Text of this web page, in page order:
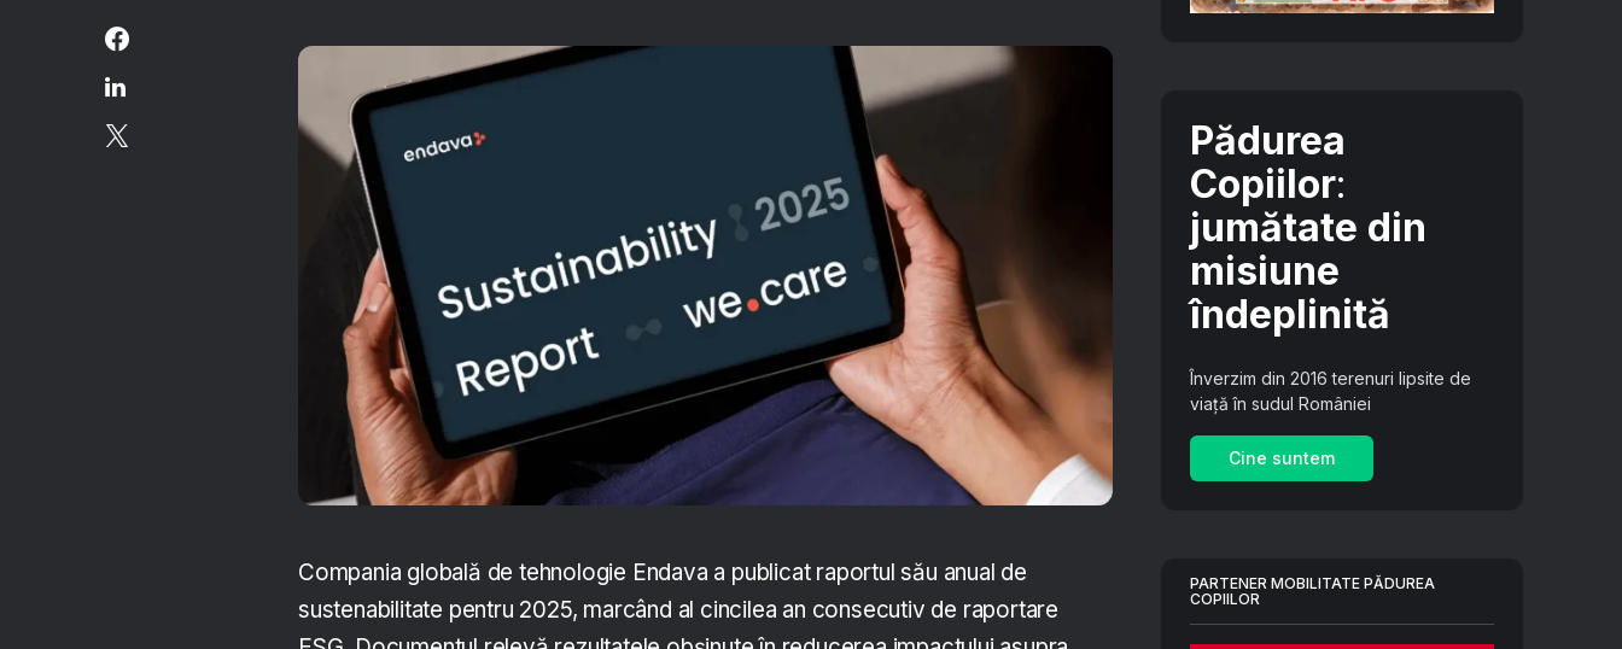
Compania globală de tehnologie Endava a publicat raportul său anual de
sustenabilitate pentru 2025, marcând al cincilea an consecutiv de raportare
Pădurea
Copiilor:
jumătate din
misiune
îndeplinită
Înverzim din 2016 terenuri lipsite de
viață în sudul României
Cine suntem
PARTENER MOBILITATE PĂDUREA
COPIILOR